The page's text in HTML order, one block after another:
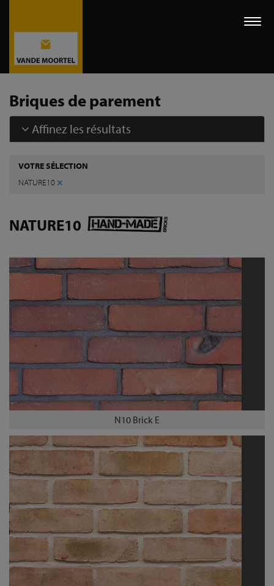
Briques de parement
Affinez les résultats
VOTRE SÉLECTION
NATURE10 ×
NATURE10
N10 Brick E